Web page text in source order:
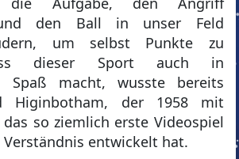
und den Ball in unser Feld
um selbst Punkte zu
dieser Sport auch in
Spaß macht, wusste bereits
Higinbotham, der 1958 mit
so ziemlich erste Videospiel
entwickelt hat.